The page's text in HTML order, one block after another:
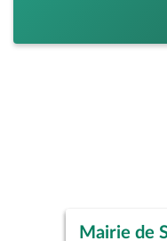
Mairie de
Piscine
Studio